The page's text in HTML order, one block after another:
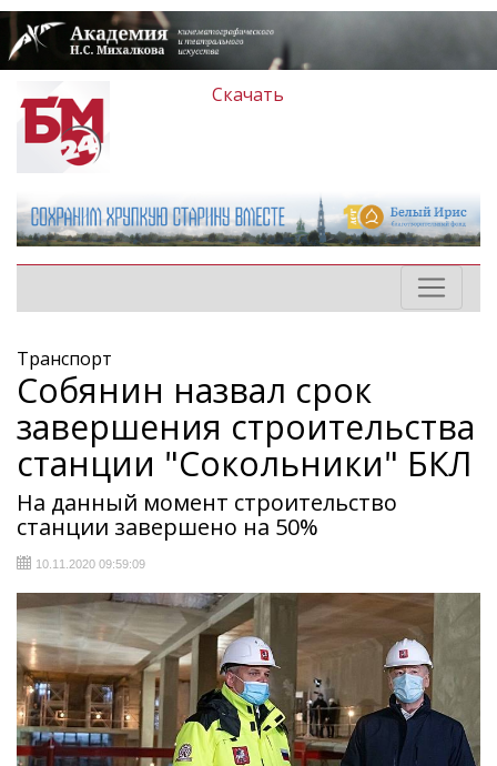
Скачать
Транспорт
Собянин назвал срок
завершения строительства
станции "Сокольники" БКЛ
На данный момент строительство
станции завершено на 50%
10.11.2020 09:59:09